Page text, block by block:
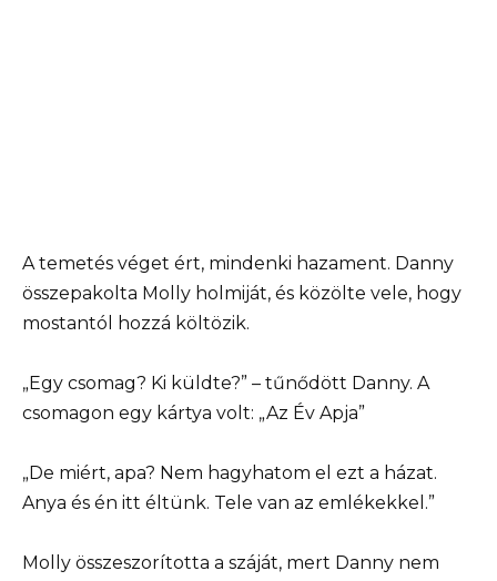
A temetés véget ért, mindenki hazament. Danny
összepakolta Molly holmiját, és közölte vele, hogy
mostantól hozzá költözik.
„Egy csomag? Ki küldte?” – tűnődött Danny. A
csomagon egy kártya volt: „Az Év Apja”
„De miért, apa? Nem hagyhatom el ezt a házat.
Anya és én itt éltünk. Tele van az emlékekkel.”
Molly összeszorította a száját, mert Danny nem